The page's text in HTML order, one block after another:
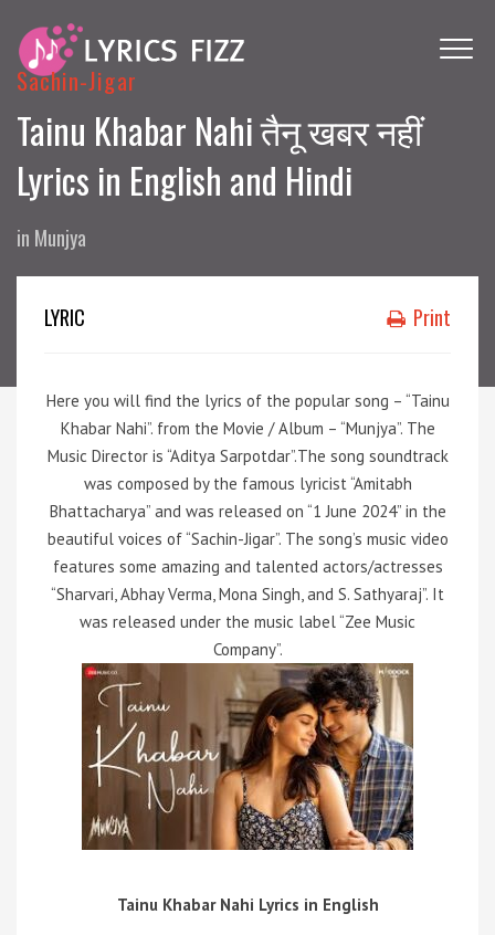
Sachin-Jigar
Tainu Khabar Nahi तैनू खबर नहीं
Lyrics in English and Hindi
in Munjya
LYRIC Print
Here you will find the lyrics of the popular song – “Tainu
Khabar Nahi”. from the Movie / Album – “Munjya”. The
Music Director is “Aditya Sarpotdar”.The song soundtrack
was composed by the famous lyricist “Amitabh
Bhattacharya” and was released on “1 June 2024” in the
beautiful voices of “Sachin-Jigar”. The song’s music video
features some amazing and talented actors/actresses
“Sharvari, Abhay Verma, Mona Singh, and S. Sathyaraj”. It
was released under the music label “Zee Music
Company”.
Tainu Khabar Nahi Lyrics in English